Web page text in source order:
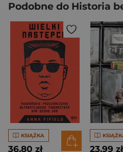
Podobne do Historia
KSIĄŻKA
36,80 zł 23,99 zł